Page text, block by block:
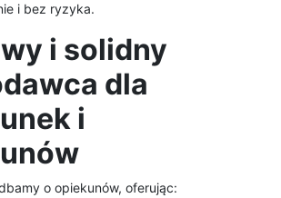
i bez ryzyka.
i solidny
dla
i
o opiekunów, oferując: